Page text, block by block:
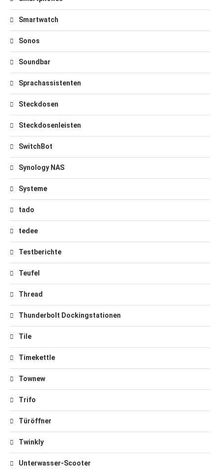
Smartwatch
Sonos
Soundbar
Sprachassistenten
Steckdosen
Steckdosenleisten
SwitchBot
Synology NAS
Systeme
tado
tedee
Testberichte
Teufel
Thread
Thunderbolt Dockingstationen
Tile
Timekettle
Townew
Trifo
Türöffner
Twinkly
Unterwasser-Scooter